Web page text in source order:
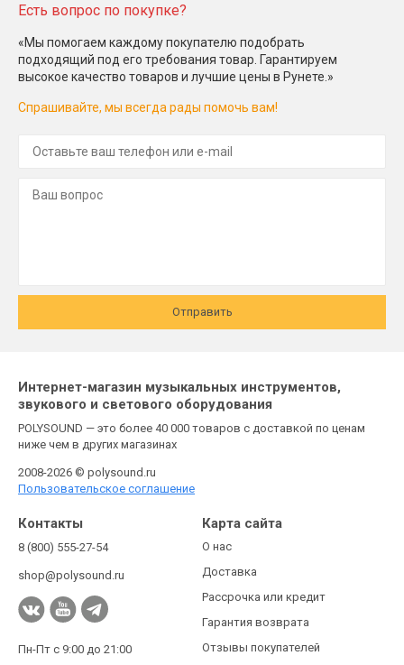
Есть вопрос по покупке?
«Мы помогаем каждому покупателю подобрать
подходящий под его требования товар. Гарантируем
высокое качество товаров и лучшие цены в Рунете.»
Спрашивайте, мы всегда рады помочь вам!
Отправить
Интернет-магазин музыкальных инструментов,
звукового и светового оборудования
POLYSOUND — это более 40 000 товаров с доставкой по ценам
ниже чем в других магазинах
2008-2026 © polysound.ru
Пользовательское соглашение
Контакты
8 (800) 555-27-54
shop@polysound.ru
Пн-Пт с 9:00 до 21:00
Карта сайта
О нас
Доставка
Рассрочка или кредит
Гарантия возврата
Отзывы покупателей